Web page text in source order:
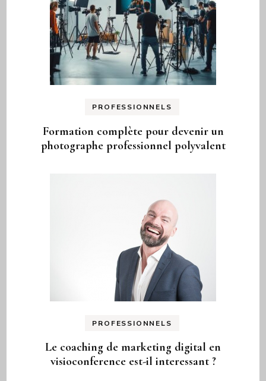
PROFESSIONNELS
Formation complète pour devenir un
photographe professionnel polyvalent
PROFESSIONNELS
Le coaching de marketing digital en
visioconference est-il interessant ?